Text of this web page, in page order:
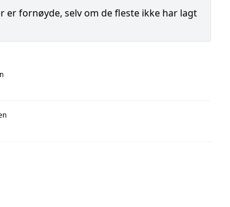
fornøyde, selv om de fleste ikke har lagt